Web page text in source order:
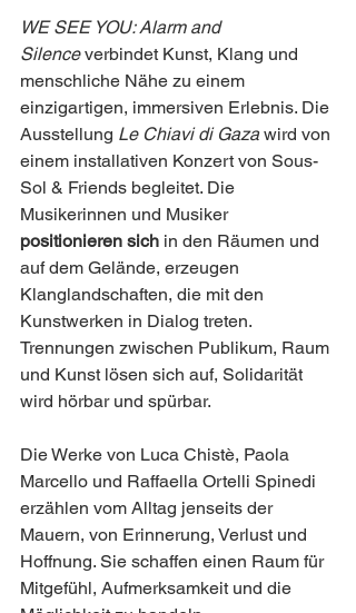
WE SEE YOU: Alarm and
Silence verbindet Kunst, Klang und
menschliche Nähe zu einem
einzigartigen, immersiven Erlebnis. Die
Ausstellung Le Chiavi di Gaza wird von
einem installativen Konzert von Sous-
Sol & Friends begleitet. Die
Musikerinnen und Musiker
positionieren sich in den Räumen und
auf dem Gelände, erzeugen
Klanglandschaften, die mit den
Kunstwerken in Dialog treten.
Trennungen zwischen Publikum, Raum
und Kunst lösen sich auf, Solidarität
wird hörbar und spürbar.
Die Werke von Luca Chistè, Paola
Marcello und Raffaella Ortelli Spinedi
erzählen vom Alltag jenseits der
Mauern, von Erinnerung, Verlust und
Hoffnung. Sie schaffen einen Raum für
Mitgefühl, Aufmerksamkeit und die